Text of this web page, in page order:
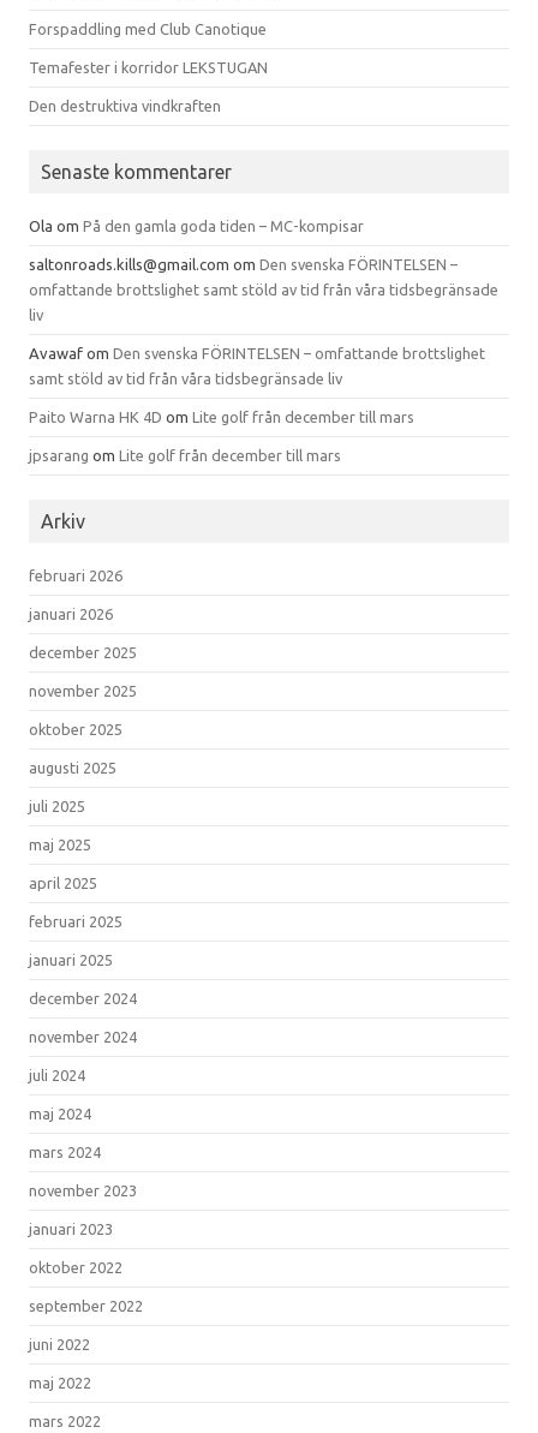
Forspaddling med Club Canotique
Temafester i korridor LEKSTUGAN
Den destruktiva vindkraften
Senaste kommentarer
Ola om På den gamla goda tiden – MC-kompisar
saltonroads.kills@gmail.com om Den svenska FÖRINTELSEN –
omfattande brottslighet samt stöld av tid från våra tidsbegränsade
liv
Avawaf om Den svenska FÖRINTELSEN – omfattande brottslighet
samt stöld av tid från våra tidsbegränsade liv
Paito Warna HK 4D om Lite golf från december till mars
jpsarang om Lite golf från december till mars
Arkiv
februari 2026
januari 2026
december 2025
november 2025
oktober 2025
augusti 2025
juli 2025
maj 2025
april 2025
februari 2025
januari 2025
december 2024
november 2024
juli 2024
maj 2024
mars 2024
november 2023
januari 2023
oktober 2022
september 2022
juni 2022
maj 2022
mars 2022